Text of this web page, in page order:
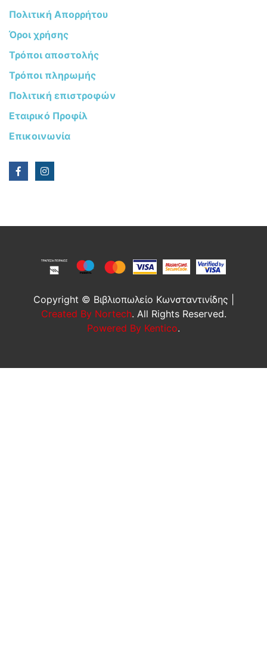
Πολιτική Απορρήτου
Όροι χρήσης
Τρόποι αποστολής
Τρόποι πληρωμής
Πολιτική επιστροφών
Εταιρικό Προφίλ
Επικοινωνία
Copyright © Βιβλιοπωλείο Κωνσταντινίδης |
Created By Nortech. All Rights Reserved.
Powered By Kentico.